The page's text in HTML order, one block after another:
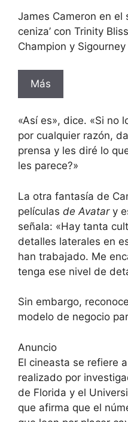
James Cameron en el
ceniza’ con Trinity
Champion y Sigourney
Más
«Así es», dice. «Si no
por cualquier razón,
prensa y les diré lo
les parece?»
La otra fantasía de
películas de Avatary
señala: «Hay tanta
detalles laterales en
han trabajado. Me
tenga ese nivel de
Sin embargo,
modelo de negocio
Anuncio
El cineasta se refiere
realizado por
de Florida y el
que afirma que el